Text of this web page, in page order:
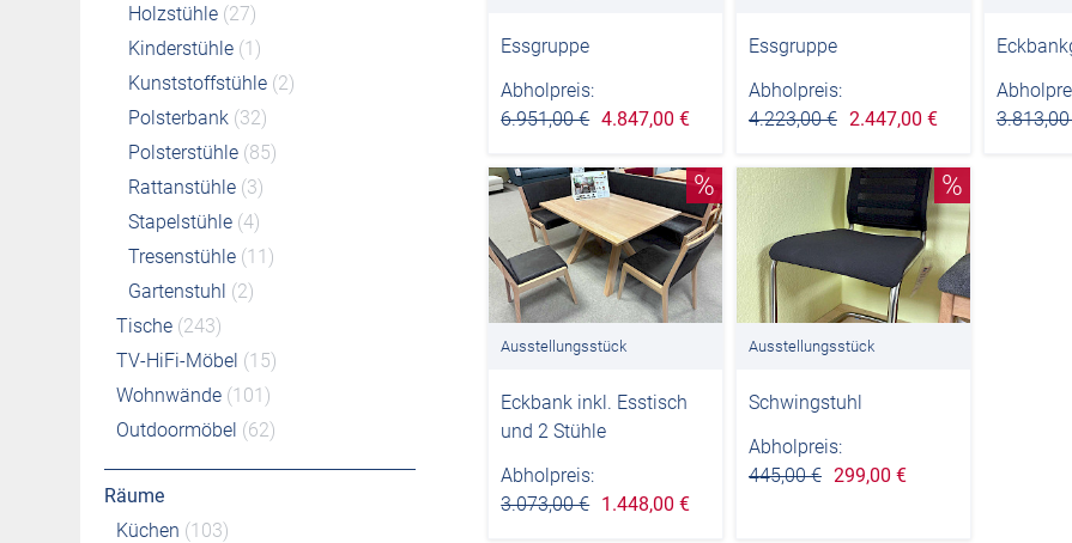
Holzstühle (27)
Kinderstühle (1)
Kunststoffstühle (2)
Polsterbank (32)
Polsterstühle (85)
Rattanstühle (3)
Stapelstühle (4)
Tresenstühle (11)
Gartenstuhl (2)
Tische (243)
TV-HiFi-Möbel (15)
Wohnwände (101)
Outdoormöbel (62)
Räume
Küchen (103)
Essgruppe
Abholpreis:
6.951,00 € 4.847,00 €
Essgruppe
Abholpreis:
4.223,00 € 2.447,00 €
%
Ausstellungsstück
Eckbank inkl. Esstisch
und 2 Stühle
Abholpreis:
3.073,00 € 1.448,00 €
%
Ausstellungsstück
Schwingstuhl
Abholpreis:
445,00 € 299,00 €